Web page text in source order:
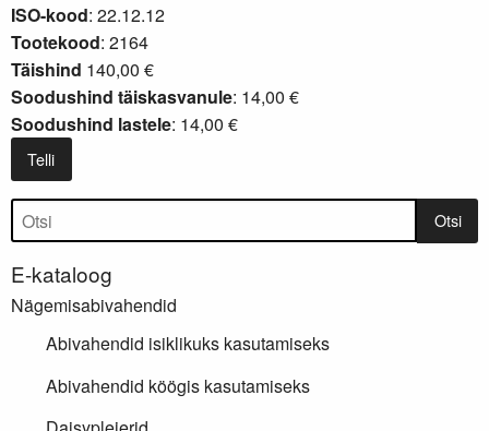
ISO-kood: 22.12.12
Tootekood: 2164
Täishind 140,00 €
Soodushind täiskasvanule: 14,00 €
Soodushind lastele: 14,00 €
Telli
Tootepuu Otsi
E-kataloog
Nägemisabivahendid
Abivahendid isiklikuks kasutamiseks
Abivahendid köögis kasutamiseks